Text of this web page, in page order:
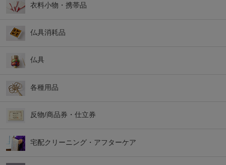
衣料小物・携帯品
仏具消耗品
仏具
各種用品
反物/商品券・仕立券
宅配クリーニング・アフターケア